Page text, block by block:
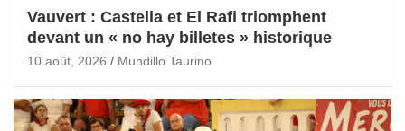
Vauvert : Castella et El Rafi triomphent
devant un « no hay billetes » historique
10 août, 2026 Mundillo Taurino